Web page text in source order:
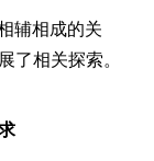
辅相成的关
相关探索。